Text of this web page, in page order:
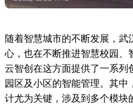
随着智慧城市的不断发展，武
心，也在不断推进智慧校园、
云智创在这方面提供了一系列
园区及小区的智能管理。其
计尤为关键，涉及到多个模块